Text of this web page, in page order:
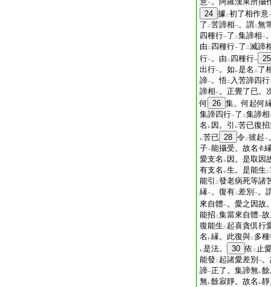
一
24 據二初了相作意
了 二苦諦相一。謂二無
四種行一了 二集諦相一
由 二 四種行一了 二滅諦
行一。由 二 四種行一
25
出行一。如 レ是名 二 了
諦一。悟二 入苦諦四行
諦相一。正覺了已。
何 26 集。何起何
集諦四行一了 二集諦相
名 レ 因。引 レ苦已復
レ苦已 28 令二彼起一
子一能攝受。故名
愛支名 レ 因。是取因
有支名 レ生。是能生 二
能引
二發老病死等諸
縁一。復有二差別 一。
來自體一。愛之因故
能招 二集當來自體一
復能生 二 起喜貪倶行
名 レ縁。此復與二 多
レ是法。 30 依 二止
能發 二 起諸愛差別 一
諦一正了。集諦無レ
無レ餘寂靜。故名 レ